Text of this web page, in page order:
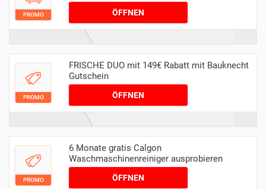
PROMO ÖFFNEN
PROMO
FRISCHE DUO mit 149€ Rabatt mit Bauknecht
Gutschein
ÖFFNEN
PROMO
6 Monate gratis Calgon
Waschmaschinenreiniger ausprobieren
ÖFFNEN